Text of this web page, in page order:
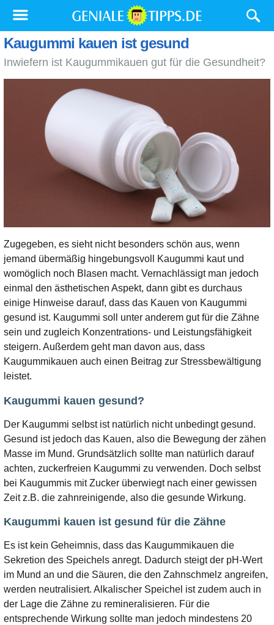
Kaugummi kauen ist gesund
Inwiefern ist Kaugummikauen gut für die Gesundheit?
Zugegeben, es sieht nicht besonders schön aus, wenn
jemand übermäßig hingebungsvoll Kaugummi kaut und
womöglich noch Blasen macht. Vernachlässigt man jedoch
einmal den ästhetischen Aspekt, dann gibt es durchaus
einige Hinweise darauf, dass das Kauen von Kaugummi
gesund ist. Kaugummi soll unter anderem gut für die Zähne
sein und zugleich Konzentrations- und Leistungsfähigkeit
steigern. Außerdem geht man davon aus, dass
Kaugummikauen auch einen Beitrag zur Stressbewältigung
leistet.
Kaugummi kauen gesund?
Der Kaugummi selbst ist natürlich nicht unbedingt gesund.
Gesund ist jedoch das Kauen, also die Bewegung der zähen
Masse im Mund. Grundsätzlich sollte man natürlich darauf
achten, zuckerfreien Kaugummi zu verwenden. Doch selbst
bei Kaugummis mit Zucker überwiegt nach einer gewissen
Zeit z.B. die zahnreinigende, also die gesunde Wirkung.
Kaugummi kauen ist gesund für die Zähne
Es ist kein Geheimnis, dass das Kaugummikauen die
Sekretion des Speichels anregt. Dadurch steigt der pH-Wert
im Mund an und die Säuren, die den Zahnschmelz angreifen,
werden neutralisiert. Alkalischer Speichel ist zudem auch in
der Lage die Zähne zu remineralisieren. Für die
entsprechende Wirkung sollte man jedoch mindestens 20